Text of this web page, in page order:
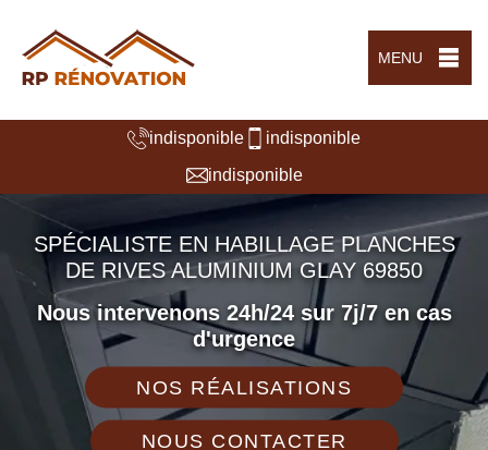
MENU
indisponible
indisponible
indisponible
SPÉCIALISTE EN HABILLAGE PLANCHES
DE RIVES ALUMINIUM GLAY 69850
Nous intervenons 24h/24 sur 7j/7 en cas
d'urgence
NOS RÉALISATIONS
NOUS CONTACTER